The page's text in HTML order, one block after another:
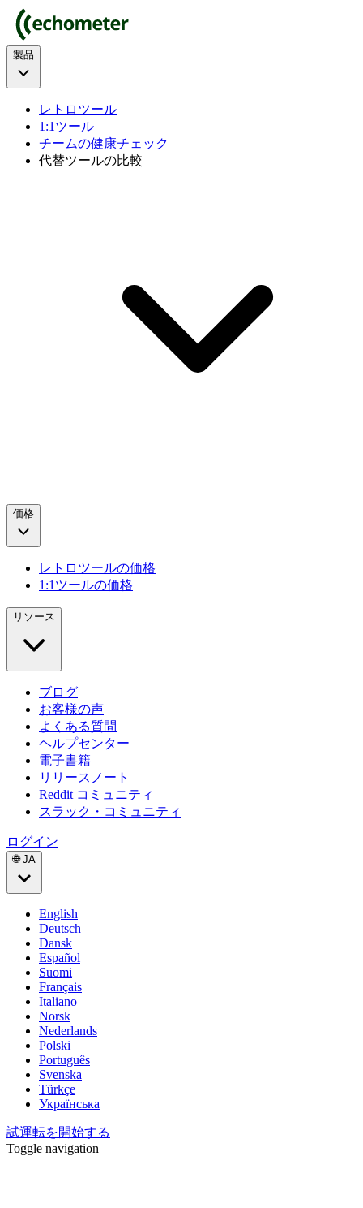
製品
レトロツール
1:1ツール
チームの健康チェック
代替ツールの比較
価格
レトロツールの価格
1:1ツールの価格
リソース
ブログ
お客様の声
よくある質問
ヘルプセンター
電子書籍
リリースノート
Reddit コミュニティ
スラック・コミュニティ
ログイン
🌐 JA
English
Deutsch
Dansk
Español
Suomi
Français
Italiano
Norsk
Nederlands
Polski
Português
Svenska
Türkçe
Українська
試運転を開始する
Toggle navigation